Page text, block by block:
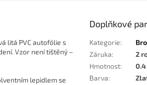
litá PVC autofólie s
Vzor není tištěný –
lepidlem se
Doplňkové
Kategorie:
Záruka:
2
Hmotnost:
Barva: